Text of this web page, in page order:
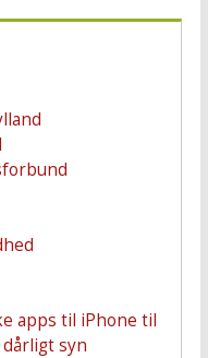
apps til iPhone til
syn